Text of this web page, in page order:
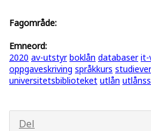
Fagområde:
Emneord:
2020 av-utstyr boklån databaser it-
oppgaveskriving språkkurs
universitetsbiblioteket utlån
Del